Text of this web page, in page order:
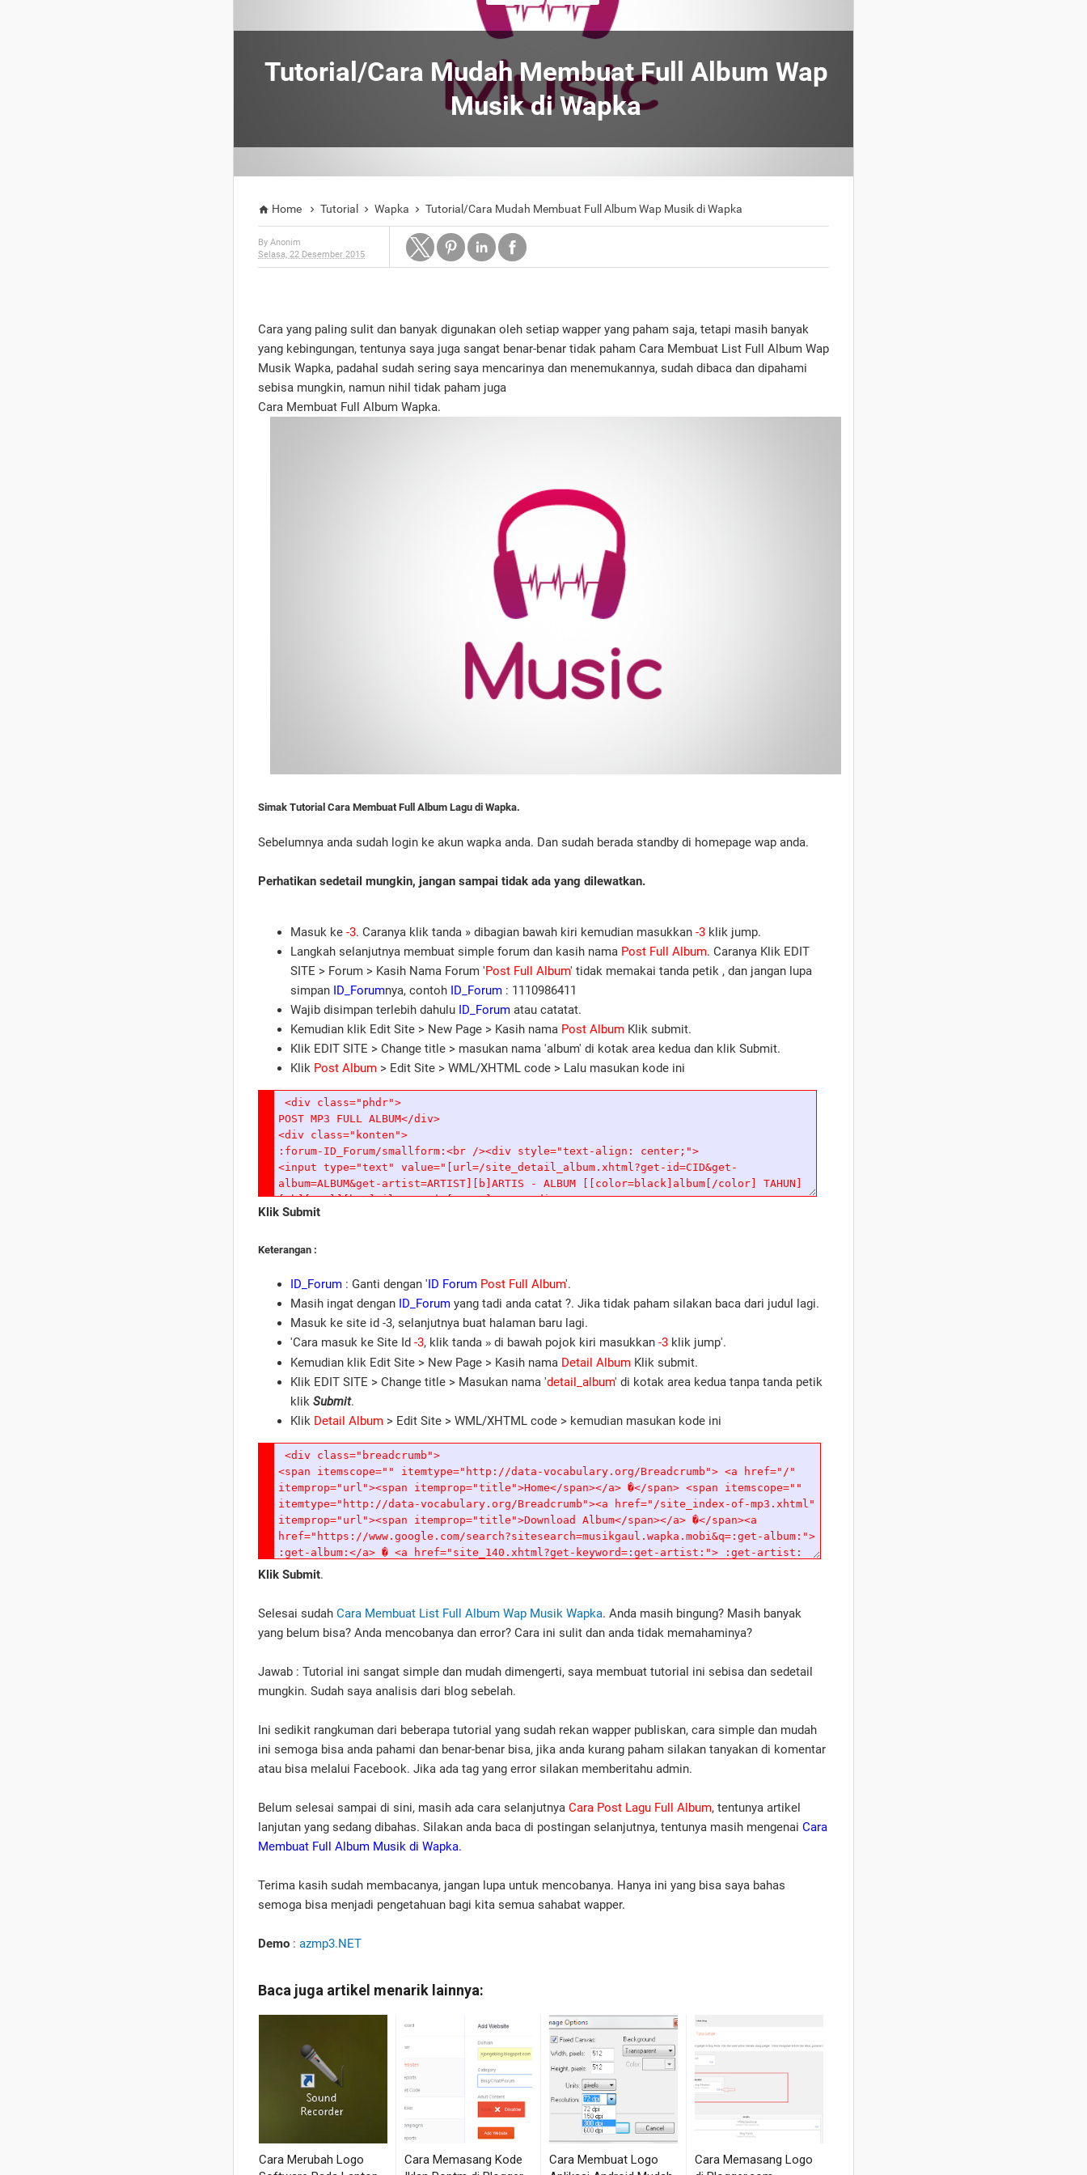
Tutorial/Cara Mudah Membuat Full Album Wap
Musik di Wapka
 Home  Tutorial  Wapka  Tutorial/Cara Mudah Membuat Full Album Wap Musik di Wapka
By Anonim
Selasa, 22 Desember 2015
Cara yang paling sulit dan banyak digunakan oleh setiap wapper yang paham saja, tetapi masih banyak
yang kebingungan, tentunya saya juga sangat benar-benar tidak paham Cara Membuat List Full Album Wap
Musik Wapka, padahal sudah sering saya mencarinya dan menemukannya, sudah dibaca dan dipahami
sebisa mungkin, namun nihil tidak paham juga
Cara Membuat Full Album Wapka.
Simak Tutorial Cara Membuat Full Album Lagu di Wapka.
Sebelumnya anda sudah login ke akun wapka anda. Dan sudah berada standby di homepage wap anda.
Perhatikan sedetail mungkin, jangan sampai tidak ada yang dilewatkan.
Masuk ke -3. Caranya klik tanda » dibagian bawah kiri kemudian masukkan -3 klik jump.
Langkah selanjutnya membuat simple forum dan kasih nama Post Full Album. Caranya Klik EDIT
SITE > Forum > Kasih Nama Forum 'Post Full Album' tidak memakai tanda petik , dan jangan lupa
simpan ID_Forumnya, contoh ID_Forum : 1110986411
Wajib disimpan terlebih dahulu ID_Forum atau catatat.
Kemudian klik Edit Site > New Page > Kasih nama Post Album Klik submit.
Klik EDIT SITE > Change title > masukan nama 'album' di kotak area kedua dan klik Submit.
Klik Post Album > Edit Site > WML/XHTML code > Lalu masukan kode ini
Klik Submit
Keterangan :
ID_Forum : Ganti dengan ' ID Forum Post Full Album'.
Masih ingat dengan ID_Forum yang tadi anda catat ?. Jika tidak paham silakan baca dari judul lagi.
Masuk ke site id -3, selanjutnya buat halaman baru lagi.
'Cara masuk ke Site Id -3, klik tanda » di bawah pojok kiri masukkan -3 klik jump'.
Kemudian klik Edit Site > New Page > Kasih nama Detail Album Klik submit.
Klik EDIT SITE > Change title > Masukan nama 'detail_album' di kotak area kedua tanpa tanda petik
klik Submit.
Klik Detail Album > Edit Site > WML/XHTML code > kemudian masukan kode ini
Klik Submit.
Selesai sudah Cara Membuat List Full Album Wap Musik Wapka. Anda masih bingung? Masih banyak
yang belum bisa? Anda mencobanya dan error? Cara ini sulit dan anda tidak memahaminya?
Jawab : Tutorial ini sangat simple dan mudah dimengerti, saya membuat tutorial ini sebisa dan sedetail
mungkin. Sudah saya analisis dari blog sebelah.
Ini sedikit rangkuman dari beberapa tutorial yang sudah rekan wapper publiskan, cara simple dan mudah
ini semoga bisa anda pahami dan benar-benar bisa, jika anda kurang paham silakan tanyakan di komentar
atau bisa melalui Facebook. Jika ada tag yang error silakan memberitahu admin.
Belum selesai sampai di sini, masih ada cara selanjutnya Cara Post Lagu Full Album, tentunya artikel
lanjutan yang sedang dibahas. Silakan anda baca di postingan selanjutnya, tentunya masih mengenai Cara
Membuat Full Album Musik di Wapka.
Terima kasih sudah membacanya, jangan lupa untuk mencobanya. Hanya ini yang bisa saya bahas
semoga bisa menjadi pengetahuan bagi kita semua sahabat wapper.
Demo : azmp3.NET